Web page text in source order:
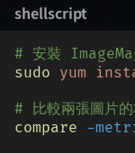
shellscript
# 安裝
sudo yum
# 比較兩張圖片
compare -